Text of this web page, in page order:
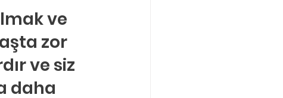
ve
zor
ve siz
daha